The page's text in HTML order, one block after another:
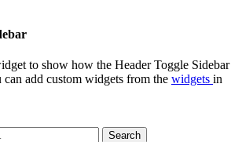
to show how the Header Toggle Sidebar
add custom widgets from the widgets in